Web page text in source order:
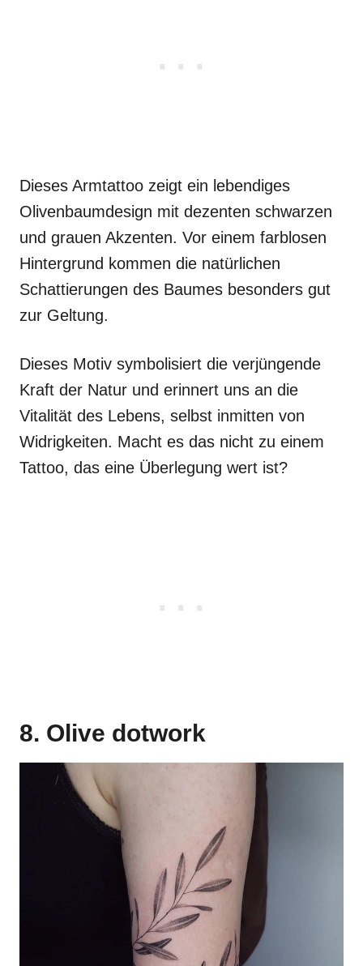
Dieses Armtattoo zeigt ein lebendiges
Olivenbaumdesign mit dezenten schwarzen
und grauen Akzenten. Vor einem farblosen
Hintergrund kommen die natürlichen
Schattierungen des Baumes besonders gut
zur Geltung.
Dieses Motiv symbolisiert die verjüngende
Kraft der Natur und erinnert uns an die
Vitalität des Lebens, selbst inmitten von
Widrigkeiten. Macht es das nicht zu einem
Tattoo, das eine Überlegung wert ist?
8. Olive dotwork